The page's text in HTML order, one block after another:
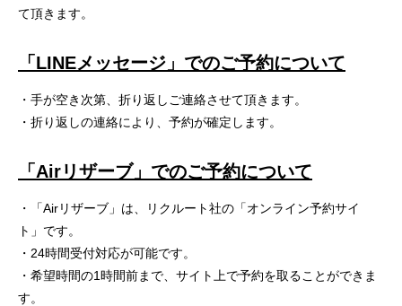
て頂きます。
「LINEメッセージ」でのご予約について
・手が空き次第、折り返しご連絡させて頂きます。
・折り返しの連絡により、予約が確定します。
「Airリザーブ」でのご予約について
・「Airリザーブ」は、リクルート社の「オンライン予約サイ
ト」です。
・24時間受付対応が可能です。
・希望時間の1時間前まで、サイト上で予約を取ることができま
す。